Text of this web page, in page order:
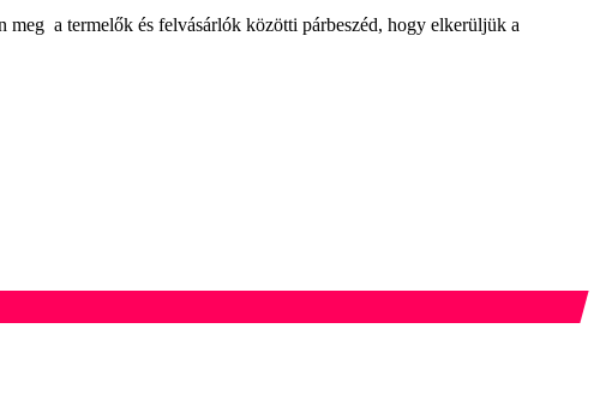
a termelők és felvásárlók közötti párbeszéd, hogy elkerüljük a